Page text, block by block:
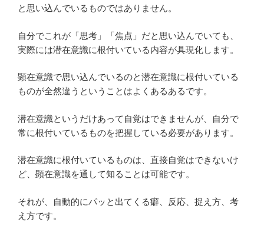
と思い込んでいるものではありません。
自分でこれが「思考」「焦点」だと思い込んでいても、
実際には潜在意識に根付いている内容が具現化します。
顕在意識で思い込んでいるのと潜在意識に根付いている
ものが全然違うということはよくあるあるです。
潜在意識というだけあって自覚はできませんが、自分で
常に根付いているものを把握している必要があります。
潜在意識に根付いているものは、直接自覚はできないけ
ど、顕在意識を通して知ることは可能です。
それが、自動的にパッと出てくる癖、反応、捉え方、考
え方です。